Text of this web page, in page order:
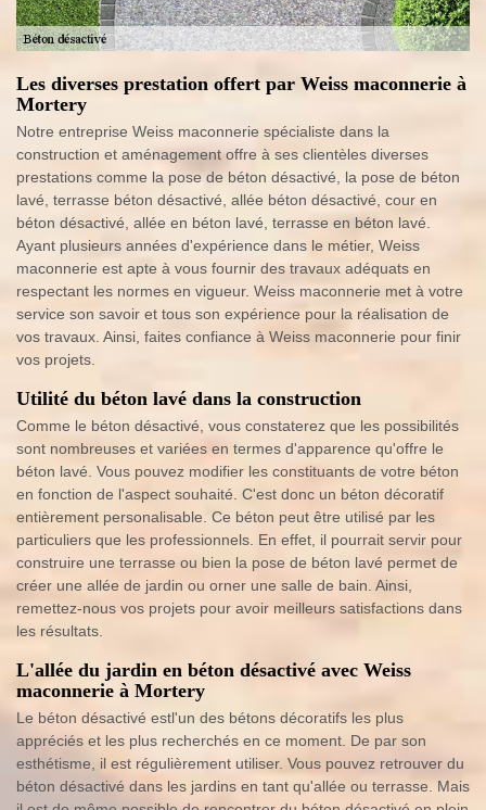
Les diverses prestation offert par Weiss maconnerie à
Mortery
Notre entreprise Weiss maconnerie spécialiste dans la
construction et aménagement offre à ses clientèles diverses
prestations comme la pose de béton désactivé, la pose de béton
lavé, terrasse béton désactivé, allée béton désactivé, cour en
béton désactivé, allée en béton lavé, terrasse en béton lavé.
Ayant plusieurs années d'expérience dans le métier, Weiss
maconnerie est apte à vous fournir des travaux adéquats en
respectant les normes en vigueur. Weiss maconnerie met à votre
service son savoir et tous son expérience pour la réalisation de
vos travaux. Ainsi, faites confiance à Weiss maconnerie pour finir
vos projets.
Utilité du béton lavé dans la construction
Comme le béton désactivé, vous constaterez que les possibilités
sont nombreuses et variées en termes d'apparence qu'offre le
béton lavé. Vous pouvez modifier les constituants de votre béton
en fonction de l'aspect souhaité. C'est donc un béton décoratif
entièrement personalisable. Ce béton peut être utilisé par les
particuliers que les professionnels. En effet, il pourrait servir pour
construire une terrasse ou bien la pose de béton lavé permet de
créer une allée de jardin ou orner une salle de bain. Ainsi,
remettez-nous vos projets pour avoir meilleurs satisfactions dans
les résultats.
L'allée du jardin en béton désactivé avec Weiss
maconnerie à Mortery
Le béton désactivé estl'un des bétons décoratifs les plus
appréciés et les plus recherchés en ce moment. De par son
esthétisme, il est régulièrement utiliser. Vous pouvez retrouver du
béton désactivé dans les jardins en tant qu'allée ou terrasse. Mais